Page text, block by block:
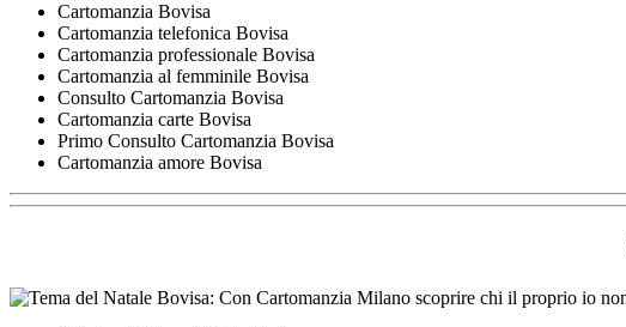
Cartomanzia Bovisa
Cartomanzia telefonica Bovisa
Cartomanzia professionale Bovisa
Cartomanzia al femminile Bovisa
Consulto Cartomanzia Bovisa
Cartomanzia carte Bovisa
Primo Consulto Cartomanzia Bovisa
Cartomanzia amore Bovisa